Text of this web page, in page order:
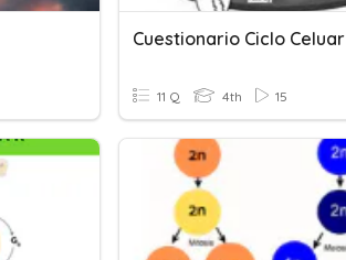
Cuestionario Ciclo Celuar
11 Q 4th 15